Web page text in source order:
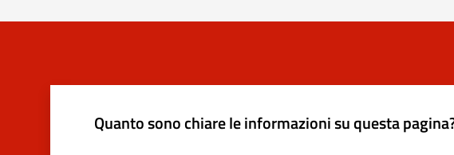
Quanto sono chiare le informazioni su questa